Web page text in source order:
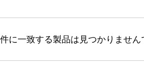
に一致する製品は見つかりません